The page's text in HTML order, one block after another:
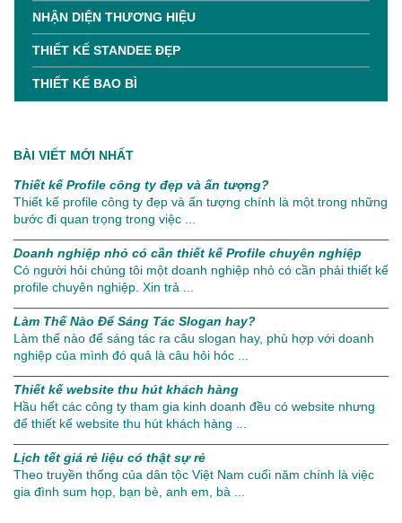
NHẬN DIỆN THƯƠNG HIỆU
THIẾT KẾ STANDEE ĐẸP
THIẾT KẾ BAO BÌ
BÀI VIẾT MỚI NHẤT
Thiết kế Profile công ty đẹp và ấn tượng?
Thiết kế profile công ty đẹp và ấn tượng chính là một trong những
bước đi quan trọng trong việc ...
Doanh nghiệp nhỏ có cần thiết kế Profile chuyên nghiệp
Có người hỏi chúng tôi một doanh nghiệp nhỏ có cần phải thiết kế
profile chuyên nghiệp. Xin trả ...
Làm Thế Nào Để Sáng Tác Slogan hay?
Làm thế nào để sáng tác ra câu slogan hay, phù hợp với doanh
nghiệp của mình đó quả là câu hỏi hóc ...
Thiết kế website thu hút khách hàng
Hầu hết các công ty tham gia kinh doanh đều có website nhưng
để thiết kế website thu hút khách hàng ...
Lịch tết giá rẻ liệu có thật sự rẻ
Theo truyền thống của dân tộc Việt Nam cuối năm chính là việc
gia đình sum họp, bạn bè, anh em, bà ...